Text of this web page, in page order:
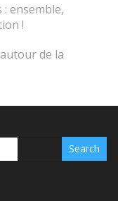
: ensemble,
!
de la